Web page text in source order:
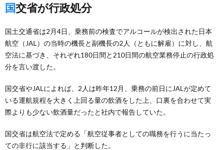
国交省が行政処分
国土交通省は2月4日、乗務前の検査でアルコールが検出された日本
航空（JAL）の当時の機長と副機長の2人（ともに解雇）に対し、航
空法に基づき、それぞれ180日間と210日間の航空業務停止の行政処
分を言い渡した。
国交省やJALによれば、2人は昨年12月、乗務の前日にJALが定めて
いる運航規程を大きく上回る量の飲酒をした上、口裏を合わせて実
際よりも少ない飲酒量だったと社内で報告していた。
国交省は航空法で定める「航空従事者としての職務を行うに当たっ
ての非行に該当する」と判断した。